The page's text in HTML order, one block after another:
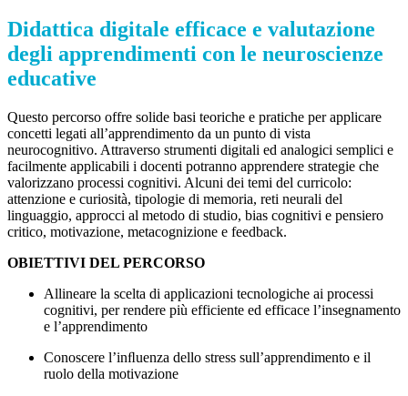
Didattica digitale efficace e valutazione
degli apprendimenti con le neuroscienze
educative
Questo percorso offre solide basi teoriche e pratiche per applicare
concetti legati all’apprendimento da un punto di vista
neurocognitivo. Attraverso strumenti digitali ed analogici semplici e
facilmente applicabili i docenti potranno apprendere strategie che
valorizzano processi cognitivi. Alcuni dei temi del curricolo:
attenzione e curiosità, tipologie di memoria, reti neurali del
linguaggio, approcci al metodo di studio, bias cognitivi e pensiero
critico, motivazione, metacognizione e feedback.
OBIETTIVI DEL PERCORSO
Allineare la scelta di applicazioni tecnologiche ai processi
cognitivi, per rendere più efficiente ed efficace l’insegnamento
e l’apprendimento
Conoscere l’inﬂuenza dello stress sull’apprendimento e il
ruolo della motivazione